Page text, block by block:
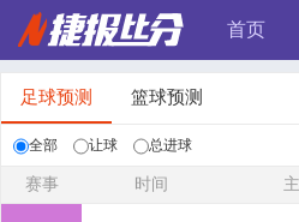
首页
足球预测 篮球预测
全部 让球 总进球
赛事 时间